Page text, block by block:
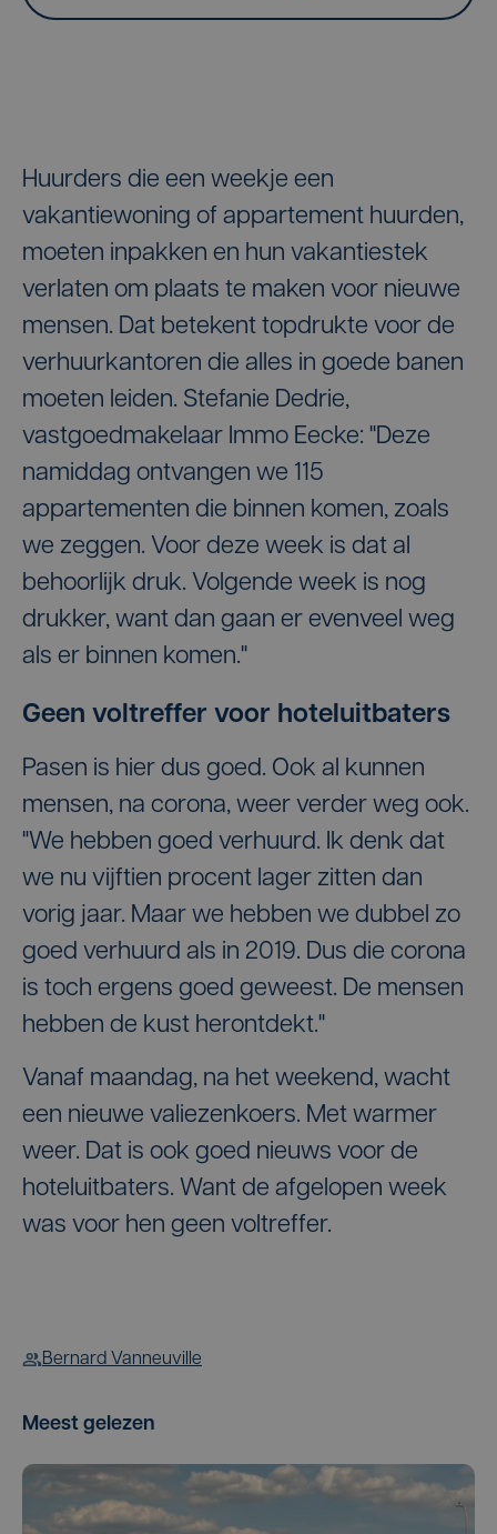
Huurders die een weekje een
vakantiewoning of appartement huurden,
moeten inpakken en hun vakantiestek
verlaten om plaats te maken voor nieuwe
mensen. Dat betekent topdrukte voor de
verhuurkantoren die alles in goede banen
moeten leiden. Stefanie Dedrie,
vastgoedmakelaar Immo Eecke: "Deze
namiddag ontvangen we 115
appartementen die binnen komen, zoals
we zeggen. Voor deze week is dat al
behoorlijk druk. Volgende week is nog
drukker, want dan gaan er evenveel weg
als er binnen komen."
Geen voltreffer voor hoteluitbaters
Pasen is hier dus goed. Ook al kunnen
mensen, na corona, weer verder weg ook.
"We hebben goed verhuurd. Ik denk dat
we nu vijftien procent lager zitten dan
vorig jaar. Maar we hebben we dubbel zo
goed verhuurd als in 2019. Dus die corona
is toch ergens goed geweest. De mensen
hebben de kust herontdekt."
Vanaf maandag, na het weekend, wacht
een nieuwe valiezenkoers. Met warmer
weer. Dat is ook goed nieuws voor de
hoteluitbaters. Want de afgelopen week
was voor hen geen voltreffer.
Bernard Vanneuville
Meest gelezen